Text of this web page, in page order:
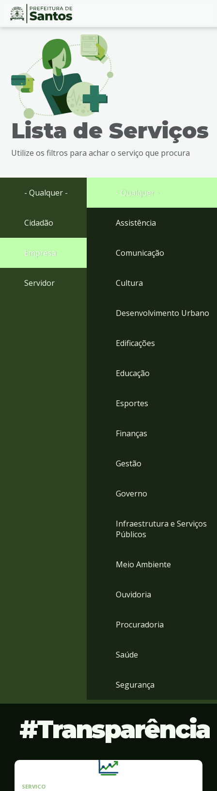
Ir
busca
Ir
Conteúdo
Lista de Serviços
Utilize os filtros para achar o serviço que procura
- Qualquer -
Cidadão
Empresa
Servidor
- Qualquer -
Assistência
Comunicação
Cultura
Desenvolvimento Urbano
Edificações
Educação
Esportes
Finanças
Gestão
Governo
Infraestrutura e Serviços
Públicos
Meio Ambiente
Ouvidoria
Procuradoria
Saúde
Segurança
Transparência
SERVICO